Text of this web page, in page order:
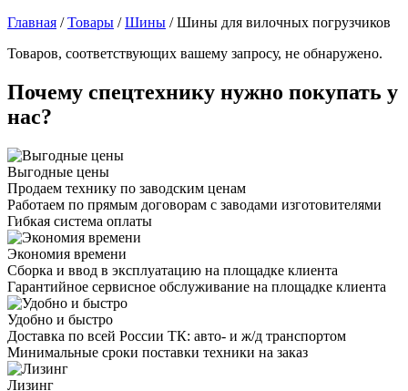
Главная /Товары /Шины /Шины для вилочных погрузчиков
Товаров, соответствующих вашему запросу, не обнаружено.
Почему спецтехнику нужно покупать у
нас?
Выгодные цены
Продаем технику по заводским ценам
Работаем по прямым договорам с заводами изготовителями
Гибкая система оплаты
Экономия времени
Сборка и ввод в эксплуатацию на площадке клиента
Гарантийное сервисное обслуживание на площадке клиента
Удобно и быстро
Доставка по всей России ТК: авто- и ж/д транспортом
Минимальные сроки поставки техники на заказ
Лизинг